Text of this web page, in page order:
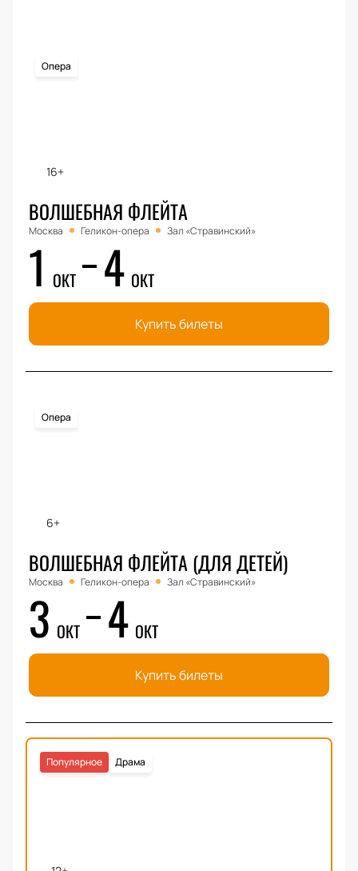
16+
Опера
ВОЛШЕБНАЯ ФЛЕЙТА
Москва Геликон-опера Зал «Стравинский»
1 ОКТ 4 ОКТ
Купить билеты
6+
Опера
ВОЛШЕБНАЯ ФЛЕЙТА (ДЛЯ ДЕТЕЙ)
Москва Геликон-опера Зал «Стравинский»
3 ОКТ 4 ОКТ
Купить билеты
Драма
Популярное